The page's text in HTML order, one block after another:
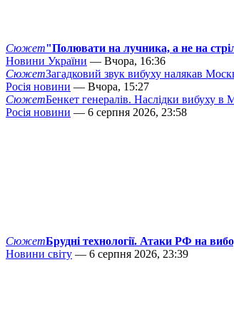
Сюжет"Полювати на лучника, а не на
Новини України — Вчора, 16:36
СюжетЗагадковий звук вибуху налякав
Росія новини — Вчора, 15:27
СюжетБенкет генералів. Наслідки вибуху в
Росія новини — 6 серпня 2026, 23:58
СюжетБрудні технології. Атаки РФ на
Новини світу — 6 серпня 2026, 23:39